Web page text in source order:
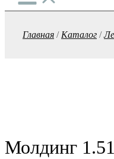
Главная / Каталог /
Молдинг